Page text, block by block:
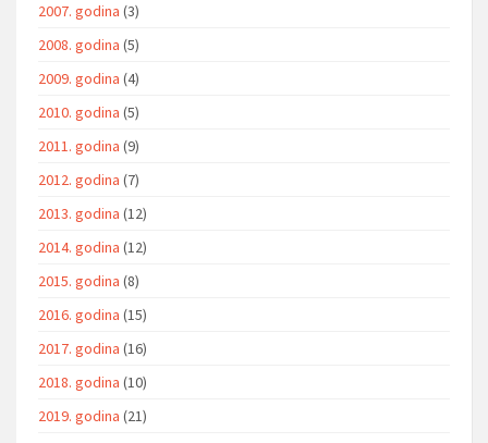
2007. godina (3)
2008. godina (5)
2009. godina (4)
2010. godina (5)
2011. godina (9)
2012. godina (7)
2013. godina (12)
2014. godina (12)
2015. godina (8)
2016. godina (15)
2017. godina (16)
2018. godina (10)
2019. godina (21)